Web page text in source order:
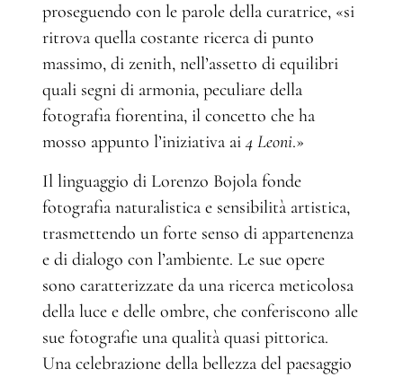
proseguendo con le parole della curatrice, «si
ritrova quella costante ricerca di punto
massimo, di zenith, nell’assetto di equilibri
quali segni di armonia, peculiare della
fotografia fiorentina, il concetto che ha
mosso appunto l’iniziativa ai4 Leoni.»
Il linguaggio di Lorenzo Bojola fonde
fotografia naturalistica e sensibilità artistica,
trasmettendo un forte senso di appartenenza
e di dialogo con l’ambiente. Le sue opere
sono caratterizzate da una ricerca meticolosa
della luce e delle ombre, che conferiscono alle
sue fotografie una qualità quasi pittorica.
Una celebrazione della bellezza del paesaggio